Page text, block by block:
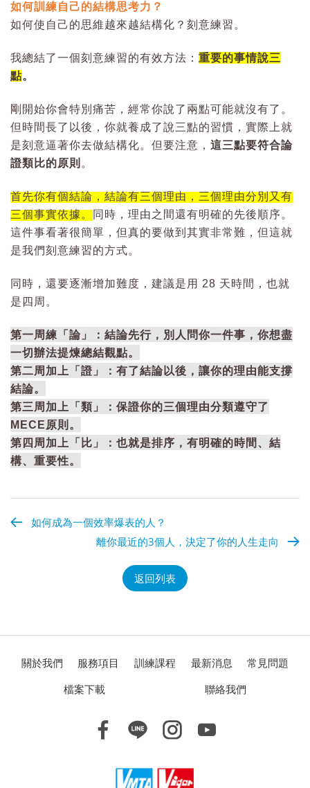
如何訓練自己的結構思考力？
如何使自己的思維越來越結構化？刻意練習。
我總結了一個刻意練習的有效方法： 重要的事情說三
點。
剛開始你會特別痛苦，經常你說了兩點可能就沒有了。
但時間長了以後，你就養成了說三點的習慣，實際上就
是刻意逼著你去做結構化。但要注意， 這三點要符合論
證類比的原則 。
首先你有個結論，結論有三個理由，三個理由分別又有
三個事實依據。
同時，理由之間還有明確的先後順序。
這件事看著很簡單，但真的要做到其實非常難，但這就
是我們刻意練習的方式。
同時，還要逐漸增加難度，建議是用 28 天時間，也就
是四周。
第一周練「論」：結論先行，別人問你一件事，你想盡
一切辦法提煉總結觀點。
第二周加上「證」：有了結論以後，讓你的理由能支撐
結論。
第三周加上「類」：保證你的三個理由分類遵守了
MECE原則。
第四周加上「比」：也就是排序，有明確的時間、結
構、重要性。
如何成為一個效率爆表的人？
離你最近的3個人，決定了你的人生走向
返回列表
關於我們 服務項目 訓練課程 最新消息
常見問題
檔案下載
聯絡我們